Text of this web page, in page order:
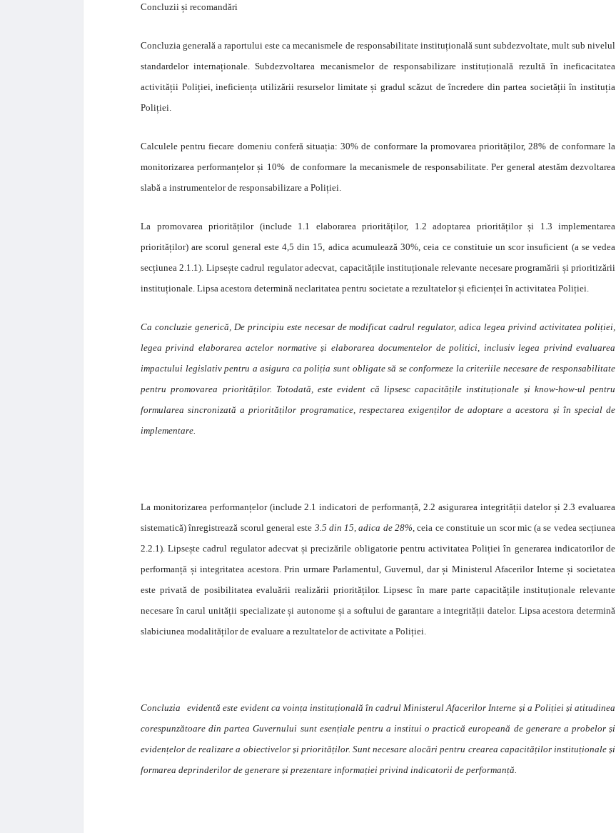
Concluzii și recomandări
Concluzia generală a raportului este ca mecanismele de responsabilitate instituțională sunt subdezvoltate, mult sub nivelul
standardelor internaționale. Subdezvoltarea mecanismelor de responsabilizare instituțională rezultă în ineficacitatea
activității Poliției, ineficiența utilizării resurselor limitate și gradul scăzut de încredere din partea societății în instituția
Poliției.
Calculele pentru fiecare domeniu conferă situația: 30% de conformare la promovarea priorităților, 28% de conformare la
monitorizarea performanțelor și 10% de conformare la mecanismele de responsabilitate. Per general atestăm dezvoltarea
slabă a instrumentelor de responsabilizare a Poliției.
La promovarea priorităților (include 1.1 elaborarea priorităților, 1.2 adoptarea priorităților și 1.3 implementarea
priorităților) are scorul general este 4,5 din 15, adica acumulează 30%, ceia ce constituie un scor insuficient (a se vedea
secțiunea 2.1.1). Lipsește cadrul regulator adecvat, capacitățile instituționale relevante necesare programării și prioritizării
instituționale. Lipsa acestora determină neclaritatea pentru societate a rezultatelor și eficienței în activitatea Poliției.
Ca concluzie generică, De principiu este necesar de modificat cadrul regulator, adica legea privind activitatea poliției,
legea privind elaborarea actelor normative și elaborarea documentelor de politici, inclusiv legea privind evaluarea
impactului legislativ pentru a asigura ca poliția sunt obligate să se conformeze la criteriile necesare de responsabilitate
pentru promovarea priorităților. Totodată, este evident că lipsesc capacitățile instituționale și know-how-ul pentru
formularea sincronizată a priorităților programatice, respectarea exigenților de adoptare a acestora și în special de
implementare.
La monitorizarea performanțelor (include 2.1 indicatori de performanță, 2.2 asigurarea integrității datelor și 2.3 evaluarea
sistematică) înregistrează scorul general este 3.5 din 15, adica de 28% , ceia ce constituie un scor mic (a se vedea secțiunea
2.2.1). Lipsește cadrul regulator adecvat și precizările obligatorie pentru activitatea Poliției în generarea indicatorilor de
performanță și integritatea acestora. Prin urmare Parlamentul, Guvernul, dar și Ministerul Afacerilor Interne și societatea
este privată de posibilitatea evaluării realizării priorităților. Lipsesc în mare parte capacitățile instituționale relevante
necesare în carul unității specializate și autonome și a softului de garantare a integrității datelor. Lipsa acestora determină
slabiciunea modalităților de evaluare a rezultatelor de activitate a Poliției.
Concluzia evidentă este evident ca voința instituțională în cadrul Ministerul Afacerilor Interne și a Poliției și atitudinea
corespunzătoare din partea Guvernului sunt esențiale pentru a institui o practică europeană de generare a probelor și
evidențelor de realizare a obiectivelor și priorităților. Sunt necesare alocări pentru crearea capacităților instituționale și
formarea deprinderilor de generare și prezentare informației privind indicatorii de performanță.